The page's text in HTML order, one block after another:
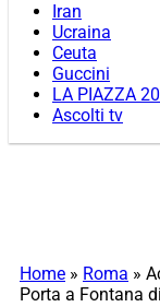
Iran
Ucraina
Ceuta
Guccini
LA PIAZZA
Ascolti tv
Home » Roma »
Porta a Fontana